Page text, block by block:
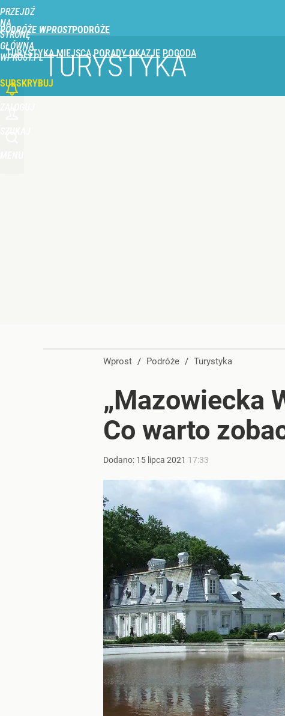
PRZEJDŹ
NA
STRONĘ
GŁÓWNĄ
WPROST.PL
PODRÓŻE WPROST
TURYSTYKA MIEJSCA PORADY OKAZJE POGODA
SUBSKRYBUJTURYSTYKA
Wprost / Podróże / Turystyka
„Mazowiecka
Co warto
Dodano: 15 lipca 2021 17:33